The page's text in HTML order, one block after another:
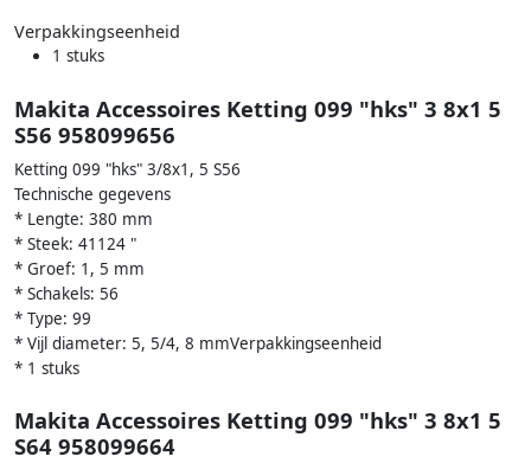
Verpakkingseenheid
1 stuks
Makita Accessoires Ketting 099 "hks" 3 8x1 5
S56 958099656
Ketting 099 "hks" 3/8x1, 5 S56
Technische gegevens
* Lengte: 380 mm
* Steek: 41124 "
* Groef: 1, 5 mm
* Schakels: 56
* Type: 99
* Vijl diameter: 5, 5/4, 8 mmVerpakkingseenheid
* 1 stuks
Makita Accessoires Ketting 099 "hks" 3 8x1 5
S64 958099664